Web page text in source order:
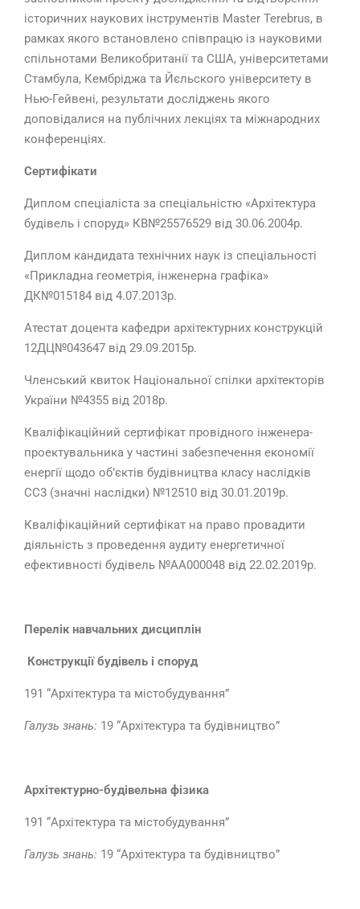
історичних наукових інструментів Master Terebrus, в
рамках якого встановлено співпрацю із науковими
спільнотами Великобританії та США, університетами
Стамбула, Кембріджа та Йєльского університету в
Нью-Гейвені, результати досліджень якого
доповідалися на публічних лекціях та міжнародних
конференціях.
Сертифікати
Диплом спеціаліста за спеціальністю «Архітектура
будівель і споруд» КВ№25576529 від 30.06.2004р.
Диплом кандидата технічних наук із спеціальності
«Прикладна геометрія, інженерна графіка»
ДК№015184 від 4.07.2013р.
Атестат доцента кафедри архітектурних конструкцій
12ДЦ№043647 від 29.09.2015р.
Членський квиток Національної спілки архітекторів
України №4355 від 2018р.
Кваліфікаційний сертифікат провідного інженера-
проектувальника у частині забезпечення економії
енергії щодо об’єктів будівництва класу наслідків
СС3 (значні наслідки) №12510 від 30.01.2019р.
Кваліфікаційний сертифікат на право провадити
діяльність з проведення аудиту енергетичної
ефективності будівель №АА000048 від 22.02.2019р.
Перелік навчальних дисциплін
Конструкції будівель і споруд
191 “Архітектура та містобудування”
Галузь знань: 19 “Архітектура та будівництво”
Архітектурно-будівельна фізика
191 “Архітектура та містобудування”
Галузь знань: 19 “Архітектура та будівництво”